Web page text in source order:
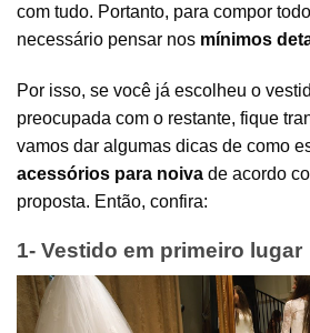
com tudo. Portanto, para compor todo
necessário pensar nos mínimos
Por isso, se você já escolheu o
preocupada com o restante, fique
vamos dar algumas dicas de como
acessórios para noiva de acordo
proposta. Então, confira:
1- Vestido em primeiro lugar